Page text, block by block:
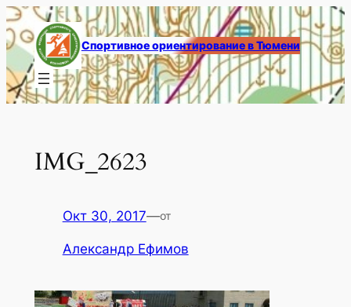
Перейти
к
содержимому
Спортивное ориентирование в Тюмени
IMG_2623
Окт 30, 2017—от
Александр Ефимов